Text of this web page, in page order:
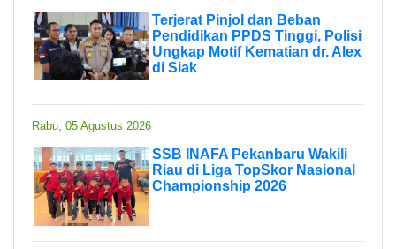
Terjerat Pinjol dan Beban
Pendidikan PPDS Tinggi, Polisi
Ungkap Motif Kematian dr. Alex
di Siak
Rabu, 05 Agustus 2026
SSB INAFA Pekanbaru Wakili
Riau di Liga TopSkor Nasional
Championship 2026